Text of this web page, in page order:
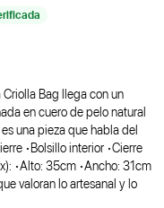
Bag llega con un
en cuero de pelo natural
una pieza que habla del
•Bolsillo interior •Cierre
•Alto: 35cm •Ancho: 31cm
valoran lo artesanal y lo